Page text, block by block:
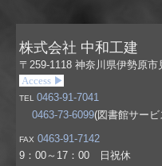
株式会社 中和工建
〒259-1118神奈川県伊勢原市
Access ▶
TEL0463-91-7041
0463-73-6099(図書館サービ
FAX 0463-91-7142
9：00～17：00 日祝休